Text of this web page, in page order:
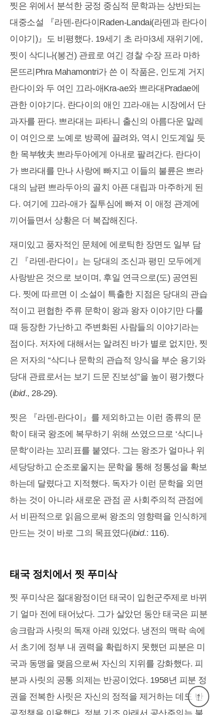
찟은 위에서 분석한 궁정 중심적 문학과는 상반되는
대중소설 『라덴-란다이Raden-Landai(라덴과 란다이
이야기)』도 비평했다. 19세기 초 라마3세 재위기에,
찟이 삭디나(봉건) 관료로 여긴 경찰 수장 프라 마하
몬뜨리Phra Mahamontri가 쓴 이 작품은, 인도계 거지
란다이와 두 여인 끄라-애Kra-ae와 쁘라대Pradae에
관한 이야기다. 란다이의 애인 끄라-애는 시장에서 단
과자를 판다. 쁘라대는 파타니 출신의 아름다운 말레
이 여인으로 노예로 방콕에 끌려와, 역시 인도계일 듯
한 목부牧夫 쁘라두아에게 아내로 팔려간다. 란다이
가 쁘라대를 만나 사랑에 빠지고 이들의 불륜은 쁘라
대의 남편 쁘라두아의 골치 아픈 대립과 마주하게 된
다. 여기에 끄라-애가 질투심에 빠져 이 애정 관계에
끼어들면서 상황은 더 복잡해진다.
재미있고 풍자적인 문체에 에로틱한 장면도 일부 담
긴 『라덴-란다이』는 당대의 조신과 평민 모두에게
사랑받은 것으로 보이며, 후일 연극으로(도) 공연된
다. 찟에 따르면 이 소설이 특출한 지점은 당대의 관습
적이고 편협한 주류 문학이 왕과 왕자 이야기만 다룰
때 등장한 가난하고 주변화된 사람들의 이야기라는
점이다. 저자에 대해서는 알려진 바가 별로 없지만, 찟
은 저자의 “삭디나 문학의 관습적 양식을 부순 용기와
당대 관료로서는 보기 드문 진보성”을 높이 평가했다
(ibid., 28-29).
찟은 『라덴-란다이』를 제외하고는 이런 종류의 문
학이 태국 왕조에 복무하기 위해 쓰였으므로 ‘삭디나
문학’이라는 꼬리표를 붙였다. 그는 왕조가 얼마나 위
세당당하고 순조로울지는 문학을 통해 정통성을 확보
하는데 달렸다고 지적했다. 독자가 이런 문학을 외면
하는 것이 아니라 새로운 관점 곧 사회주의적 관점에
서 비판적으로 읽음으로써 왕조의 영향력을 인식하게
만드는 것이 바로 그의 목표였다(ibid.: 116).
태국 정치에서 찟 푸미삭
찟 푸미삭은 절대왕정이던 태국이 입헌군주제로 바뀌
기 얼마 전에 태어났다. 그가 살았던 동안 태국은 피분
송크람과 사릿의 독재 아래 있었다. 냉전의 맥락 속에
서 초기에 정부 내 권력을 확립하지 못했던 피분은 미
국과 동맹을 맺음으로써 자신의 지위를 강화했다. 피
분과 사릿의 공통 의제는 반공이었다. 1958년 피분 정
권을 전복한 사릿은 자신의 정적을 제거하는 데도 반
공정책을 이용했다. 정부 기조 아래서 공산주의는 불
↑